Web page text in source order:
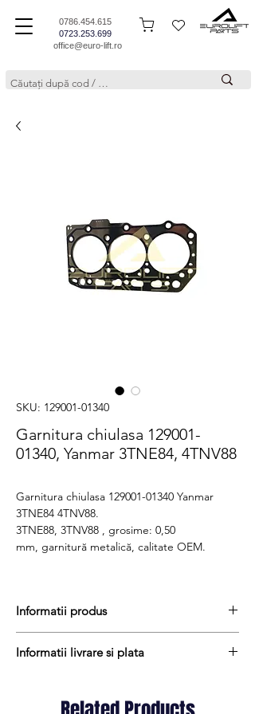
0786.454.615
0723.253.699
office@euro-lift.ro
SKU: 129001-01340
Garnitura chiulasa 129001-
01340, Yanmar 3TNE84, 4TNV88
Garnitura chiulasa 129001-01340 Yanmar
3TNE84 4TNV88.
3TNE88, 3TNV88 , grosime: 0,50
mm, garnitură metalică, calitate OEM.
Informatii produs
livrare
Cod produs : 129001-01340
Informatii livrare si plata
expediate in termen de 1 - 2 zile lucratoare